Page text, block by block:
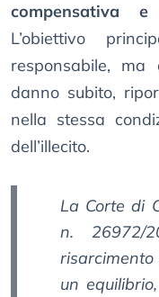
compensativa
L’obiettivo
responsabile,
danno subito,
nella stessa
dell’illecito.
La Corte di
n. 26972/
un